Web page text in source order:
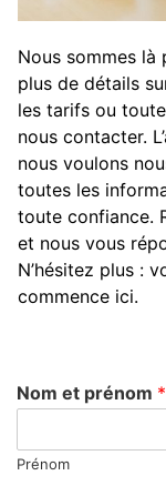
Nous sommes là
plus de détails
les tarifs ou
nous contacter.
nous voulons
toutes les
toute confiance.
et nous vous
N’hésitez plus :
commence ici.
Nom et prénom *
Prénom